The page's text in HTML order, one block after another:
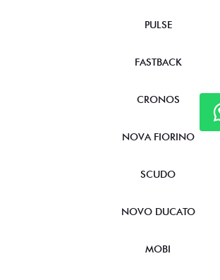
PULSE
FASTBACK
CRONOS
NOVA FIORINO
SCUDO
NOVO DUCATO
MOBI